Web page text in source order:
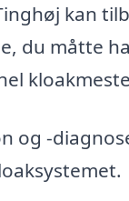
kan
du måtte
og -